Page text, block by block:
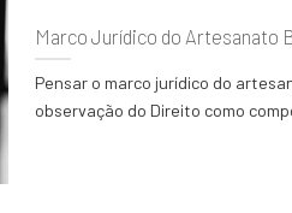
Marco Jurídico do Artesanato
Pensar o marco jurídico do
observação do Direito como